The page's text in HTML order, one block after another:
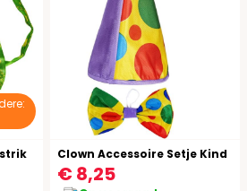
Clown Accessoire Setje Kind
€ 8,25